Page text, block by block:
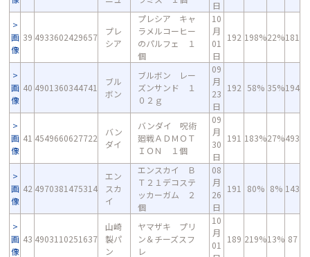
日
画
像
39 4933602429657
プレ
シア
プレシア キャ
ラメルコーヒー
のパルフェ １
個
10
月
01
日
192 198%22%181
画
像
40 4901360344741
ブル
ボン
ブルボン レー
ズンサンド １
０２ｇ
09
月
23
日
192 58% 35%194
画
像
41 4549660627722
バン
ダイ
バンダイ 呪術
廻戦ＡＤＭＯＴ
ＩＯＮ １個
09
月
30
日
191 183%27%493
画
像
42 4970381475314
エン
スカ
イ
エンスカイ Ｂ
Ｔ２１デコステ
ッカーガム ２
個
08
月
26
日
191 80% 8% 143
画
像
43 4903110251637
山崎
製パ
ン
ヤマザキ プリ
ン＆チーズスフ
レ
10
月
01
189 219%13% 87